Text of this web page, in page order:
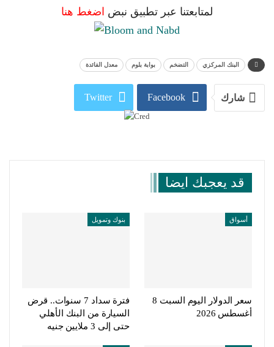
لمتابعتنا عبر تطبيق نبض اضغط هنا
البنك المركزي التضخم بوابة بلوم معدل الفائدة
شارك Facebook
Twitter
Telegram
قد يعجبك ايضا
أسواق
سعر الدولار اليوم السبت 8
أغسطس 2026
بنوك وتمويل
فترة سداد 7 سنوات.. قرض
السيارة من البنك الأهلي
حتى إلى 3 ملايين جنيه